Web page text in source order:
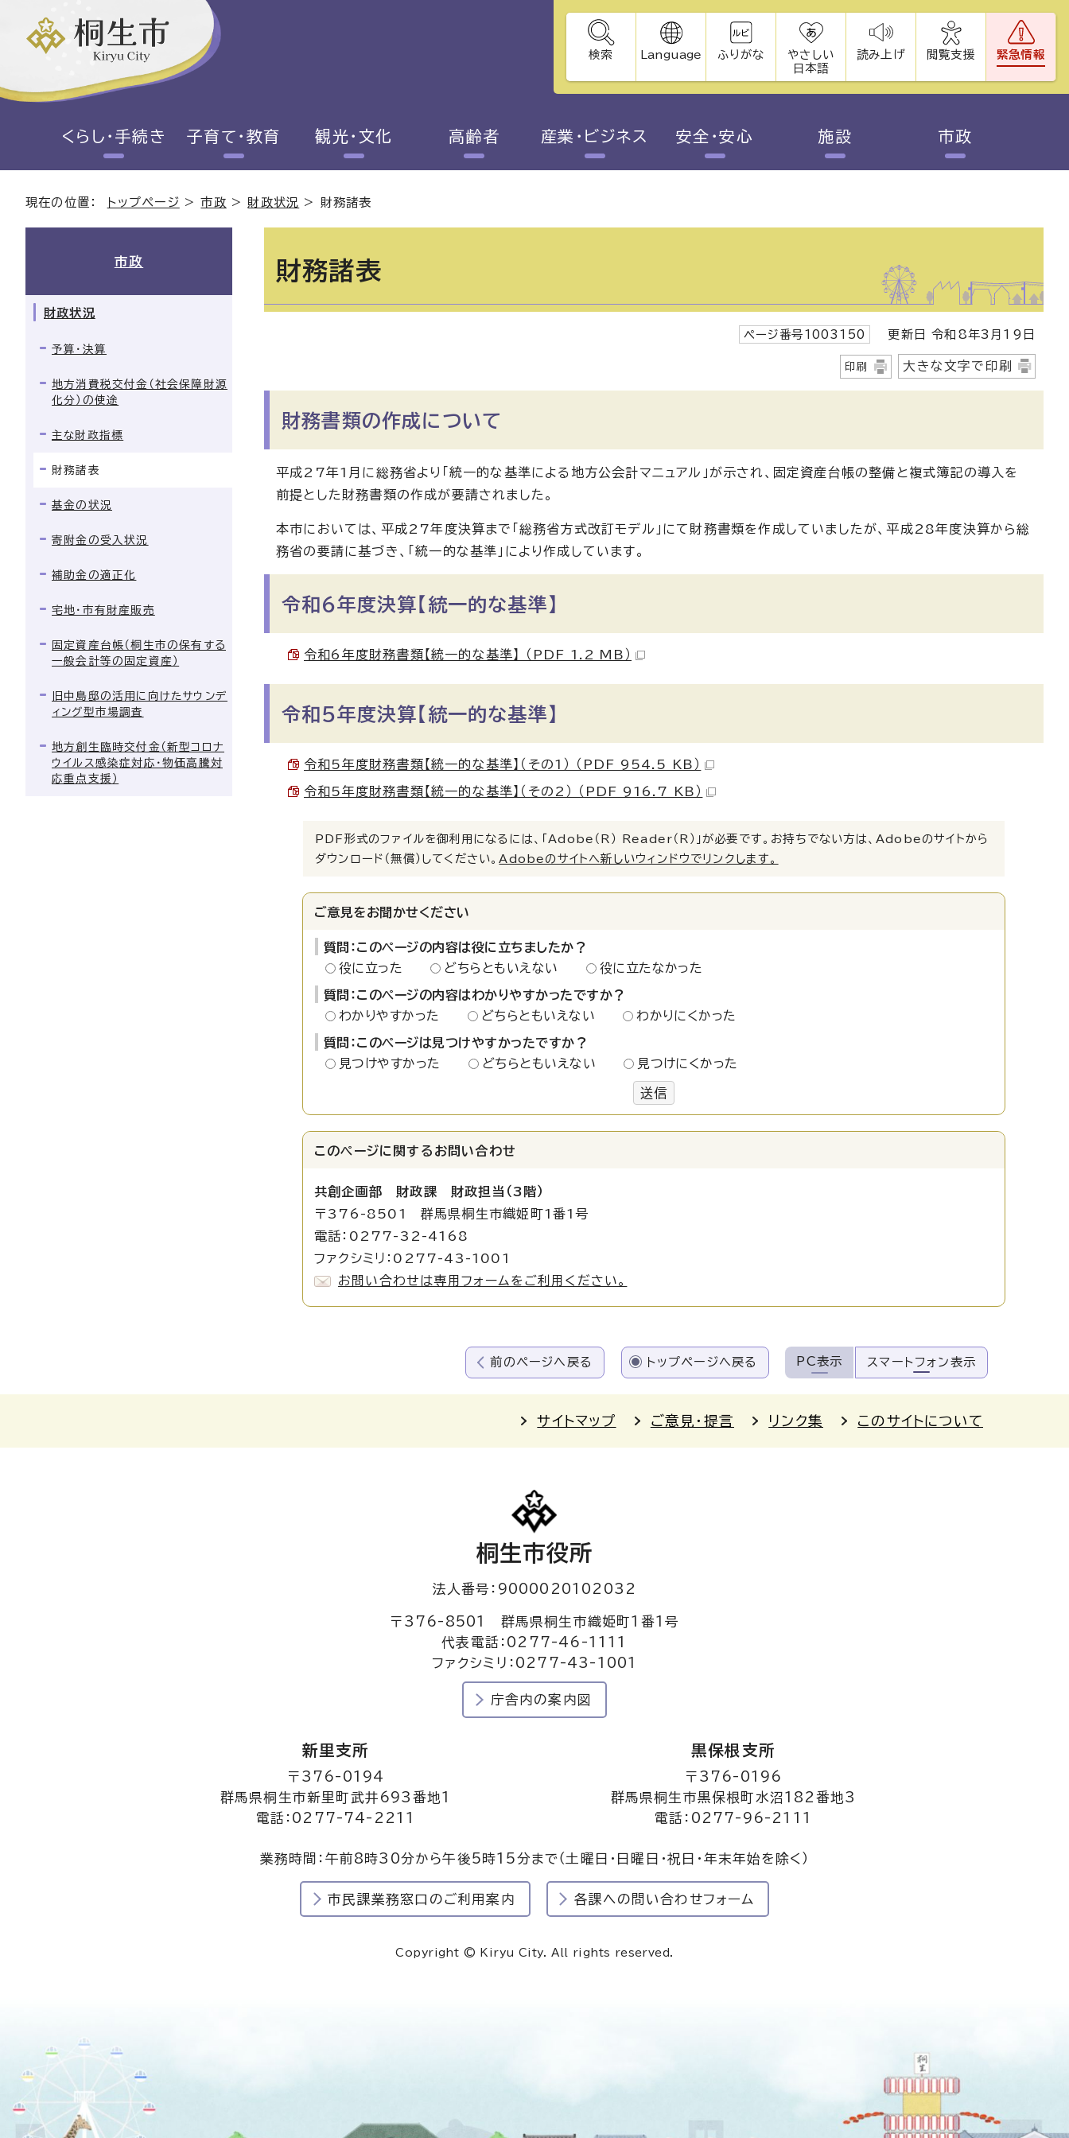
検索 Language ふりがな
やさしい
日本語
読み上げ 閲覧支援 緊急情報
くらし・手続き 子育て・教育 観光・文化 高齢者 産業・ビジネス 安全・安心 施設 市政
現在の位置： トップページ >市政 > 財政状況 > 財務諸表
財務諸表
ページ番号1003150 更新日 令和8年3月19日
印刷 大きな文字で印刷
財務書類の作成について
平成27年1月に総務省より「統一的な基準による地方公会計マニュアル」が示され、固定資産台帳の整備と複式簿記の導入を
前提とした財務書類の作成が要請されました。
本市においては、平成27年度決算まで「総務省方式改訂モデル」にて財務書類を作成していましたが、平成28年度決算から総
務省の要請に基づき、「統一的な基準」により作成しています。
令和6年度決算【統一的な基準】
令和6年度財務書類【統一的な基準】 （PDF 1.2 MB）
令和5年度決算【統一的な基準】
令和5年度財務書類【統一的な基準】（その1） （PDF 954.5 KB）
令和5年度財務書類【統一的な基準】（その2） （PDF 916.7 KB）
PDF形式のファイルを御利用になるには、「Adobe（R） Reader（R）」が必要です。お持ちでない方は、Adobeのサイトから
ダウンロード（無償）してください。 Adobeのサイトへ新しいウィンドウでリンクします。
ご意見をお聞かせください
質問：このページの内容は役に立ちましたか？
役に立った
どちらともいえない 役に立たなかった
質問：このページの内容はわかりやすかったですか？
わかりやすかった
どちらともいえない わかりにくかった
質問：このページは見つけやすかったですか？
見つけやすかった
どちらともいえない 見つけにくかった
送信
このページに関する お問い合わせ
共創企画部 財政課 財政担当（3階）
〒376-8501 群馬県桐生市織姫町1番1号
電話：0277-32-4168
ファクシミリ：0277-43-1001
お問い合わせは専用フォームをご利用ください。
市政
財政状況
予算・決算
地方消費税交付金（社会保障財源
化分）の使途
主な財政指標
財務諸表
基金の状況
寄附金の受入状況
補助金の適正化
宅地・市有財産販売
固定資産台帳（桐生市の保有する
一般会計等の固定資産）
旧中島邸の活用に向けたサウンデ
ィング型市場調査
地方創生臨時交付金（新型コロナ
ウイルス感染症対応・物価高騰対
応重点支援）
前のページへ戻る トップページへ戻る PC表示 スマートフォン表示
サイトマップ ご意見・提言 リンク集 このサイトについて
桐生市役所
法人番号：9000020102032
〒376-8501 群馬県桐生市織姫町1番1号
代表電話：0277-46-1111
ファクシミリ：0277-43-1001
庁舎内の案内図
新里支所
〒376-0194
群馬県桐生市新里町武井693番地1
電話：0277-74-2211
黒保根支所
〒376-0196
群馬県桐生市黒保根町水沼182番地3
電話：0277-96-2111
業務時間：午前8時30分から午後5時15分まで（土曜日・日曜日・祝日・年末年始を除く）
市民課業務窓口のご利用案内 各課への問い合わせフォーム
Copyright © Kiryu City. All rights reserved.